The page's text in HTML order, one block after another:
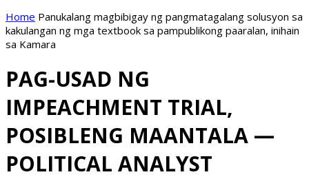
Home Panukalang magbibigay ng pangmatagalang solusyon sa
kakulangan ng mga textbook sa pampublikong paaralan, inihain
sa Kamara
PAG-USAD NG
IMPEACHMENT TRIAL,
POSIBLENG MAANTALA —
POLITICAL ANALYST